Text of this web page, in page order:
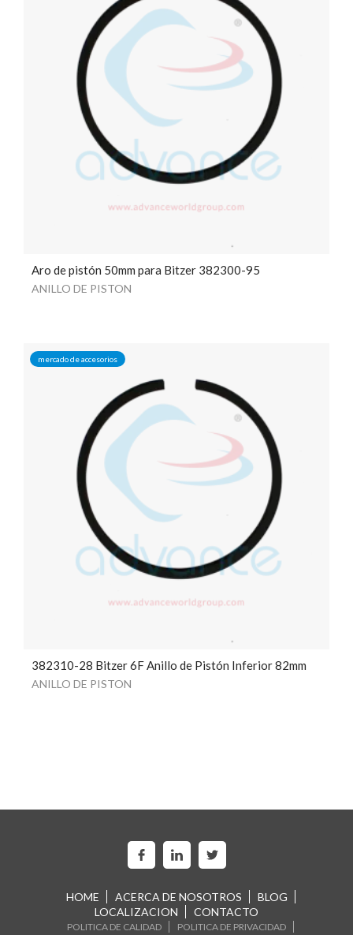
Aro de pistón 50mm para Bitzer 382300-95
ANILLO DE PISTON
mercado de accesorios
382310-28 Bitzer 6F Anillo de Pistón Inferior 82mm
ANILLO DE PISTON
HOME ACERCA DE NOSOTROS
BLOG
LOCALIZACION
CONTACTO
POLITICA DE CALIDAD
POLITICA DE PRIVACIDAD